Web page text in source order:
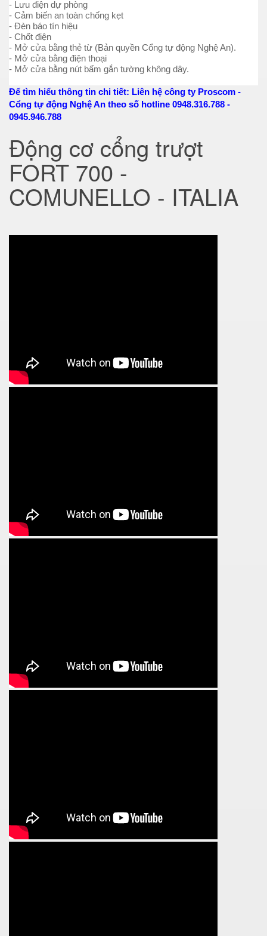
- Lưu điện dự phòng
- Cảm biến an toàn chống kẹt
- Đèn báo tín hiệu
- Chốt điện
- Mở cửa bằng thẻ từ (Bản quyền Cổng tự động Nghệ An).
- Mở cửa bằng điện thoại
- Mở cửa bằng nút bấm gắn tường không dây.
Để tìm hiểu thông tin chi tiết: Liên hệ công ty Proscom -
Cổng tự động Nghệ An theo số hotline 0948.316.788 -
0945.946.788
Động cơ cổng trượt
FORT 700 -
COMUNELLO - ITALIA